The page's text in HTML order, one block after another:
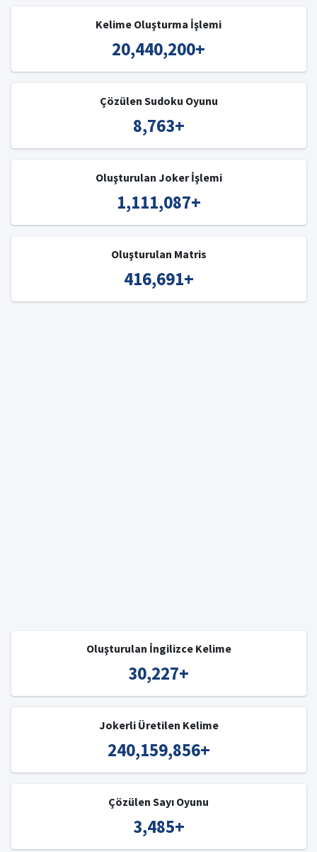
Kelime Oluşturma İşlemi
20,440,200+
Çözülen Sudoku Oyunu
8,763+
Oluşturulan Joker İşlemi
1,111,087+
Oluşturulan Matris
416,691+
Oluşturulan İngilizce Kelime
30,227+
Jokerli Üretilen Kelime
240,159,856+
Çözülen Sayı Oyunu
3,485+